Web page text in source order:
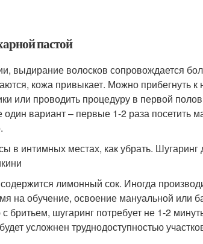
пастой
выдирание волосков сопровождается
кожа привыкает. Можно прибегнуть
или проводить процедуру в первой
вариант – первые 1-2 раза посетить
лимонный сок. Иногда
на обучение, освоение мануальной или
бритьем, шугаринг потребует не 1-2
усложнен труднодоступностью